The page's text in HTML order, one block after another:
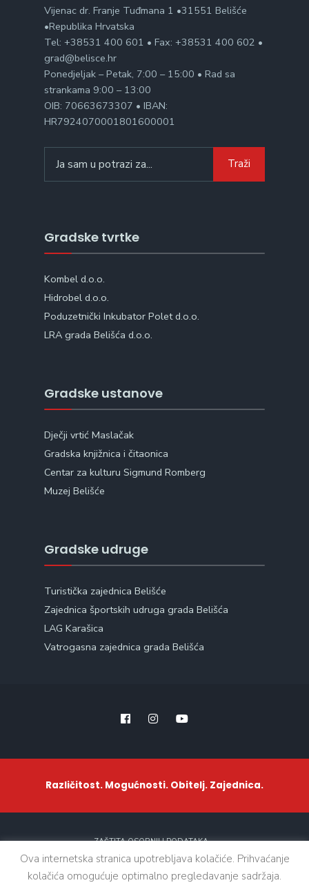
Vijenac dr. Franje Tuđmana 1 •31551 Belišće
•Republika Hrvatska
Tel: +38531 400 601 • Fax: +38531 400 602 •
grad@belisce.hr
Ponedjeljak – Petak, 7:00 – 15:00 • Rad sa
strankama 9:00 – 13:00
OIB: 70663673307 • IBAN:
HR7924070001801600001
for:
Traži
Gradske tvrtke
Kombel d.o.o.
Hidrobel d.o.o.
Poduzetnički Inkubator Polet d.o.o.
LRA grada Belišća d.o.o.
Gradske ustanove
Dječji vrtić Maslačak
Gradska knjižnica i čitaonica
Centar za kulturu Sigmund Romberg
Muzej Belišće
Gradske udruge
Turistička zajednica Belišće
Zajednica športskih udruga grada Belišća
LAG Karašica
Vatrogasna zajednica grada Belišća
Različitost. Mogućnosti. Obitelj. Zajednica.
ZAŠTITA OSOBNIH PODATAKA
Ova internetska stranica upotrebljava kolačiće. Prihvaćanje
kolačića omogućuje optimalno pregledavanje sadržaja.